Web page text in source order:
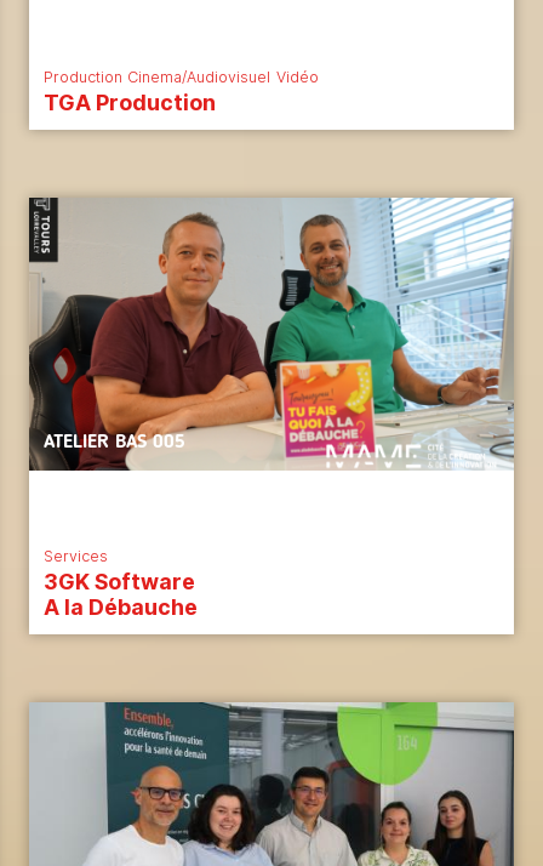
Production Cinema/Audiovisuel Vidéo
TGA Production
ATELIER BAS 005
Services
3GK Software
A la Débauche